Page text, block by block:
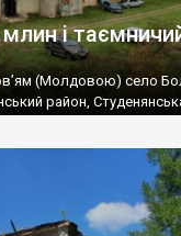
і
(Молдовою) село
район,
хрестами. Всі
ознаками – цвинтар
19 століттям. У 1924-